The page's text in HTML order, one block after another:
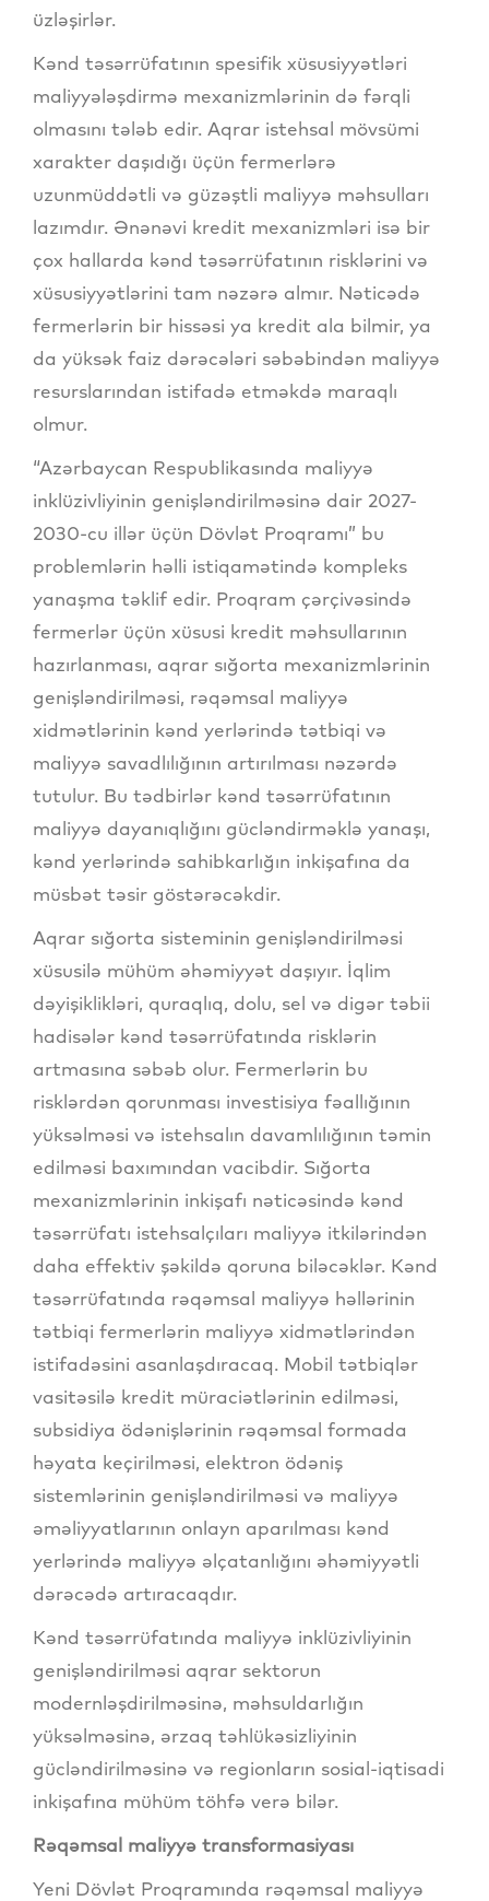
üzləşirlər.
Kənd təsərrüfatının spesifik xüsusiyyətləri
maliyyələşdirmə mexanizmlərinin də fərqli
olmasını tələb edir. Aqrar istehsal mövsümi
xarakter daşıdığı üçün fermerlərə
uzunmüddətli və güzəştli maliyyə məhsulları
lazımdır. Ənənəvi kredit mexanizmləri isə bir
çox hallarda kənd təsərrüfatının risklərini və
xüsusiyyətlərini tam nəzərə almır. Nəticədə
fermerlərin bir hissəsi ya kredit ala bilmir, ya
da yüksək faiz dərəcələri səbəbindən maliyyə
resurslarından istifadə etməkdə maraqlı
olmur.
“Azərbaycan Respublikasında maliyyə
inklüzivliyinin genişləndirilməsinə dair 2027-
2030-cu illər üçün Dövlət Proqramı” bu
problemlərin həlli istiqamətində kompleks
yanaşma təklif edir. Proqram çərçivəsində
fermerlər üçün xüsusi kredit məhsullarının
hazırlanması, aqrar sığorta mexanizmlərinin
genişləndirilməsi, rəqəmsal maliyyə
xidmətlərinin kənd yerlərində tətbiqi və
maliyyə savadlılığının artırılması nəzərdə
tutulur. Bu tədbirlər kənd təsərrüfatının
maliyyə dayanıqlığını gücləndirməklə yanaşı,
kənd yerlərində sahibkarlığın inkişafına da
müsbət təsir göstərəcəkdir.
Aqrar sığorta sisteminin genişləndirilməsi
xüsusilə mühüm əhəmiyyət daşıyır. İqlim
dəyişiklikləri, quraqlıq, dolu, sel və digər təbii
hadisələr kənd təsərrüfatında risklərin
artmasına səbəb olur. Fermerlərin bu
risklərdən qorunması investisiya fəallığının
yüksəlməsi və istehsalın davamlılığının təmin
edilməsi baxımından vacibdir. Sığorta
mexanizmlərinin inkişafı nəticəsində kənd
təsərrüfatı istehsalçıları maliyyə itkilərindən
daha effektiv şəkildə qoruna biləcəklər. Kənd
təsərrüfatında rəqəmsal maliyyə həllərinin
tətbiqi fermerlərin maliyyə xidmətlərindən
istifadəsini asanlaşdıracaq. Mobil tətbiqlər
vasitəsilə kredit müraciətlərinin edilməsi,
subsidiya ödənişlərinin rəqəmsal formada
həyata keçirilməsi, elektron ödəniş
sistemlərinin genişləndirilməsi və maliyyə
əməliyyatlarının onlayn aparılması kənd
yerlərində maliyyə əlçatanlığını əhəmiyyətli
dərəcədə artıracaqdır.
Kənd təsərrüfatında maliyyə inklüzivliyinin
genişləndirilməsi aqrar sektorun
modernləşdirilməsinə, məhsuldarlığın
yüksəlməsinə, ərzaq təhlükəsizliyinin
gücləndirilməsinə və regionların sosial-iqtisadi
inkişafına mühüm töhfə verə bilər.
Rəqəmsal maliyyə transformasiyası
Yeni Dövlət Proqramında rəqəmsal maliyyə